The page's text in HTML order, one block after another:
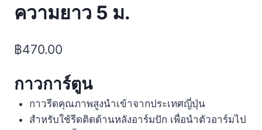
ความยาว 5 ม.
฿470.00
กาวการ์ตูน
กาวรีดคุณภาพสูงนำเข้าจากประเทศญี่ปุ่น
สำหรับใช้รีดติดด้านหลังอาร์มปัก เพื่อนำตัวอาร์มไป